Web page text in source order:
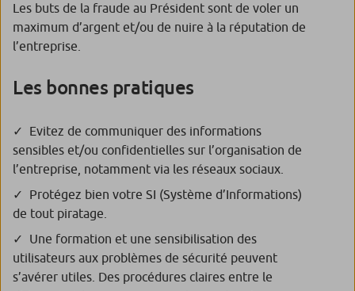
Les buts de la fraude au Président sont de voler un
maximum d’argent et/ou de nuire à la réputation de
l’entreprise.
Les bonnes pratiques
Evitez de communiquer des informations
sensibles et/ou confidentielles sur l’organisation de
l’entreprise, notamment via les réseaux sociaux.
Protégez bien votre SI (Système d’Informations)
de tout piratage.
Une formation et une sensibilisation des
utilisateurs aux problèmes de sécurité peuvent
s’avérer utiles. Des procédures claires entre le